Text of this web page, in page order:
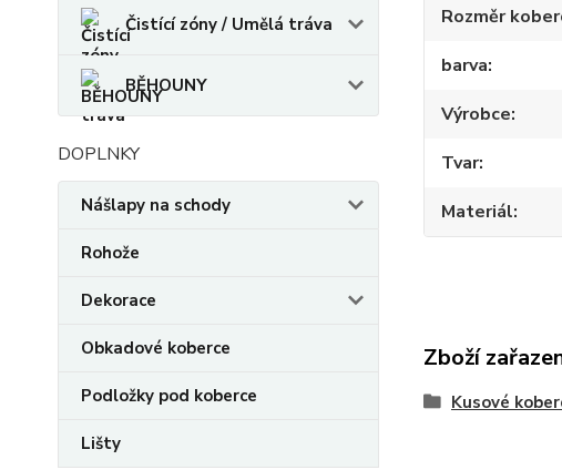
Čistící zóny / Umělá tráva
BĚHOUNY
DOPLNKY
Nášlapy na schody
Rohože
Dekorace
Obkadové koberce
Podložky pod koberce
Lišty
Rozměr
barva
Výrobce
Tvar
Materiál
Zboží
Kusové